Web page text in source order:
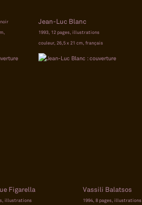
Jean-Luc Blanc
1993, 12 pages, illustrations
couleur, 26,5 x 21 cm, français
Figarella
illustrations
Vassili Balatsos
1994, 8 pages, illustrations